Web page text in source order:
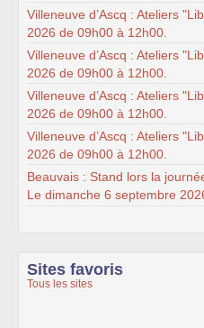
Villeneuve d’Ascq : Ateliers
2026 de 09h00 à 12h00.
Villeneuve d’Ascq : Ateliers
2026 de 09h00 à 12h00.
Villeneuve d’Ascq : Ateliers
2026 de 09h00 à 12h00.
Villeneuve d’Ascq : Ateliers
2026 de 09h00 à 12h00.
Beauvais : Stand lors la
Le dimanche 6 septembre
Sites favoris
Tous les sites